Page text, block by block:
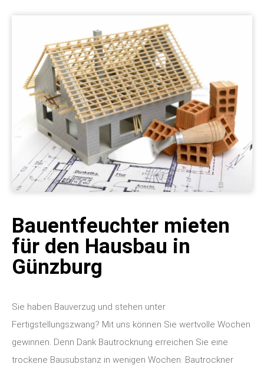
Bauentfeuchter mieten
für den Hausbau in
Günzburg
Sie haben Bauverzug und stehen unter
Fertigstellungszwang? Mit uns können Sie wertvolle Wochen
gewinnen. Denn Dank Bautrocknung erreichen Sie eine
trockene Bausubstanz in wenigen Wochen. Bautrockner